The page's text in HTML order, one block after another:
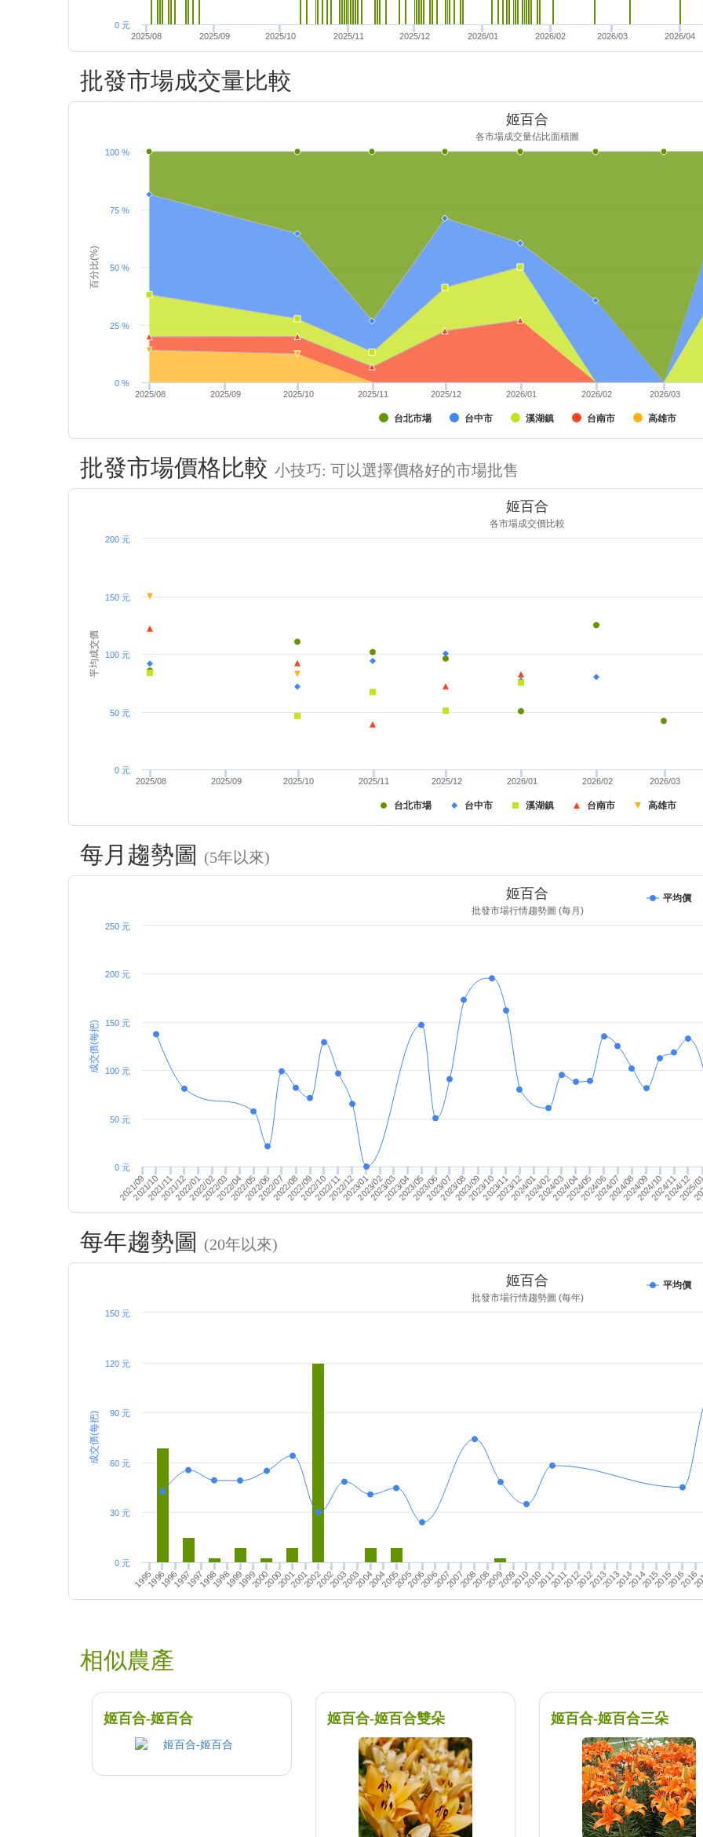
2025/08 2025/09 2025/10 2025/11 2025/12 2026/01 2026/02 2026/03 2026/04
0 元
批發市場成交量比較
百分比(%)
姬百合
各市場成交量佔比面積圖
台北市場 台中市 溪湖鎮 台南市 高雄市
2025/08 2025/09 2025/10 2025/11 2025/12 2026/01 2026/02 2026/03
0 %
25 %
50 %
75 %
100 %
批發市場價格比較 小技巧: 可以選擇價格好的市場批售
平均成交價
姬百合
各市場成交價比較
台北市場 台中市 溪湖鎮 台南市 高雄市
2025/08 2025/09 2025/10 2025/11 2025/12 2026/01 2026/02 2026/03
0 元
50 元
100 元
150 元
200 元
每月趨勢圖 (5年以來)
成交價(每把)
姬百合
批發市場行情趨勢圖 (每月)
平均價
2021/09
2021/102021/112021/122022/012022/022022/032022/042022/052022/062022/072022/082022/092022/102022/112022/122023/012023/022023/032023/042023/052023/062023/072023/082023/092023/102023/112023/122024/012024/022024/032024/042024/052024/062024/072024/082024/092024/102024/112024/12
2025/
0 元
50 元
100 元
150 元
200 元
250 元
每年趨勢圖 (20年以來)
成交價(每把)
姬百合
批發市場行情趨勢圖 (每年)
平均價
1995199619961997199719981998199919992000200020012001200220022003200320042004200520052006200620072007200820082009200920102010201120112012201220132013201420142015201520162016
0 元
30 元
60 元
90 元
120 元
150 元
相似農產
姬百合-姬百合 姬百合-姬百合雙朵 姬百合-姬百合三朵